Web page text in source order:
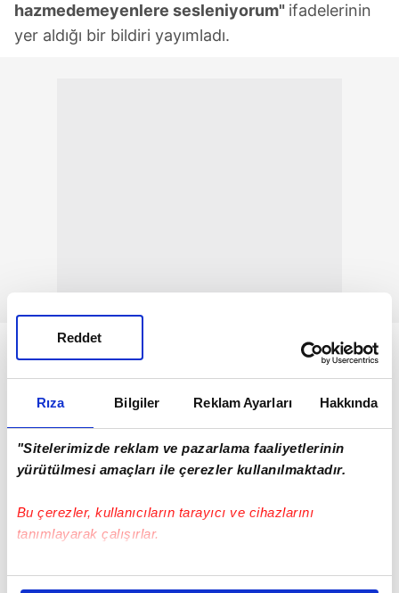
Rıza Bilgiler Reklam Ayarları Hakkında
"Sitelerimizde reklam ve pazarlama faaliyetlerinin
yürütülmesi amaçları ile çerezler kullanılmaktadır.
Bu çerezler, kullanıcıların tarayıcı ve cihazlarını
tanımlayarak çalışırlar.
Bu çerezlere izin vermeniz halinde sizlere özel
Reddet
hazmedemeyenlere sesleniyorum" ifadelerinin
yer aldığı bir bildiri yayımladı.